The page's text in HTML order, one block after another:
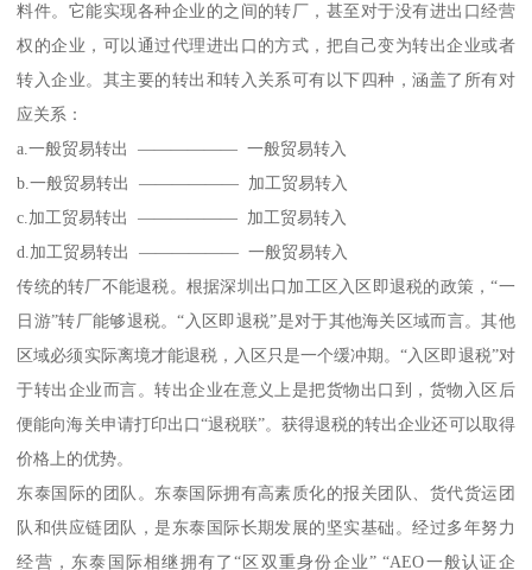
料件。它能实现各种企业的之间的转厂，甚至对于没有进出口经营
权的企业，可以通过代理进出口的方式，把自己变为转出企业或者
转入企业。其主要的转出和转入关系可有以下四种，涵盖了所有对
应关系：
a.一般贸易转出 —————— 一般贸易转入
b.一般贸易转出 —————— 加工贸易转入
c.加工贸易转出 —————— 加工贸易转入
d.加工贸易转出 —————— 一般贸易转入
传统的转厂不能退税。根据深圳出口加工区入区即退税的政策，“一
日游”转厂能够退税。“入区即退税”是对于其他海关区域而言。其他
区域必须实际离境才能退税，入区只是一个缓冲期。“入区即退税”对
于转出企业而言。转出企业在意义上是把货物出口到，货物入区后
便能向海关申请打印出口“退税联”。获得退税的转出企业还可以取得
价格上的优势。
东泰国际的团队。东泰国际拥有高素质化的报关团队、货代货运团
队和供应链团队，是东泰国际长期发展的坚实基础。经过多年努力
经营，东泰国际相继拥有了“区双重身份企业” “AEO一般认证企